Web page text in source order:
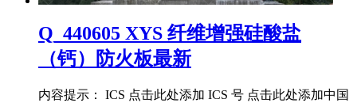
Q_440605 XYS 纤维增强硅酸盐
（钙）防火板最新
内容提示： ICS 点击此处添加 ICS 号 点击此处添加中国